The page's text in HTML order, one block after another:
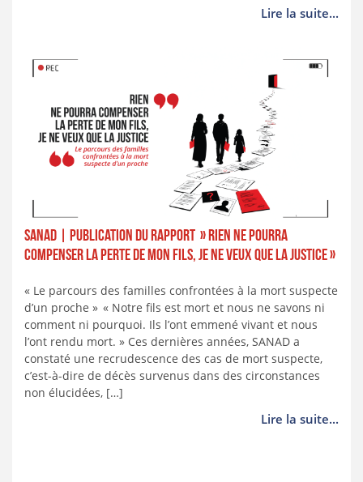
Lire la suite...
SANAD | Publication du rapport » Rien ne pourra
compenser la perte de mon fils, je ne veux que la justice »
« Le parcours des familles confrontées à la mort suspecte
d’un proche » « Notre fils est mort et nous ne savons ni
comment ni pourquoi. Ils l’ont emmené vivant et nous
l’ont rendu mort. » Ces dernières années, SANAD a
constaté une recrudescence des cas de mort suspecte,
c’est-à-dire de décès survenus dans des circonstances
non élucidées, […]
Lire la suite...